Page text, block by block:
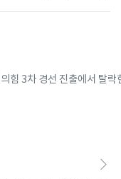
힘 3차 경선 진출에서 탈